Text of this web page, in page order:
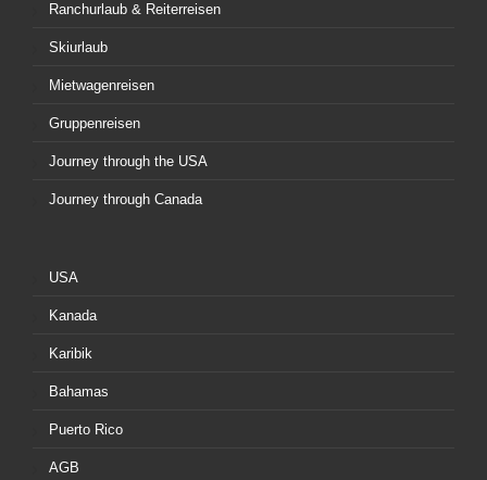
Ranchurlaub & Reiterreisen
Skiurlaub
Mietwagenreisen
Gruppenreisen
Journey through the USA
Journey through Canada
USA
Kanada
Karibik
Bahamas
Puerto Rico
AGB